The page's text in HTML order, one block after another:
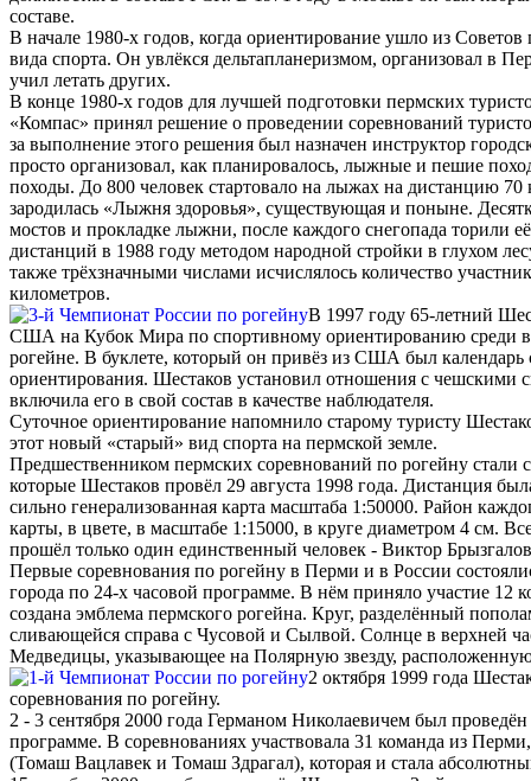
составе.
В начале 1980-х годов, когда ориентирование ушло из
вида спорта. Он увлёкся дельтапланеризмом, организовал в
учил летать других.
В конце 1980-х годов для лучшей подготовки пермских
«Компас» принял решение о проведении соревнований
за выполнение этого решения был назначен инструктор
просто организовал, как планировалось, лыжные и пешие
походы. До 800 человек стартовало на лыжах на дистанцию 70
зародилась «Лыжня здоровья», существующая и поныне.
мостов и прокладке лыжни, после каждого снегопада торили
дистанций в 1988 году методом народной стройки в глухом
также трёхзначными числами исчислялось количество
километров.
В 1997 году 65-летний
США на Кубок Мира по спортивному ориентированию среди
рогейне. В буклете, который он привёз из США был
ориентирования. Шестаков установил отношения с чешскими
включила его в свой состав в качестве наблюдателя.
Суточное ориентирование напомнило старому туристу
этот новый «старый» вид спорта на пермской земле.
Предшественником пермских соревнований по рогейну стали
которые Шестаков провёл 29 августа 1998 года. Дистанция
сильно генерализованная карта масштаба 1:50000. Район
карты, в цвете, в масштабе 1:15000, в круге диаметром 4 см.
прошёл только один единственный человек - Виктор
Первые соревнования по рогейну в Перми и в России
города по 24-х часовой программе. В нём приняло участие
создана эмблема пермского рогейна. Круг, разделённый
сливающейся справа с Чусовой и Сылвой. Солнце в верхней
Медведицы, указывающее на Полярную звезду,
2 октября 1999 года
соревнования по рогейну.
2 - 3 сентября 2000 года Германом Николаевичем был
программе. В соревнованиях участвовала 31 команда из
(Томаш Вацлавек и Томаш Здрагал), которая и стала